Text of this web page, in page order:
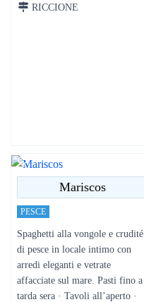
RICCIONE
Mariscos
PESCE
Spaghetti alla vongole e crudité
di pesce in locale intimo con
arredi eleganti e vetrate
affacciate sul mare. Pasti fino a
tarda sera · Tavoli all’aperto ·